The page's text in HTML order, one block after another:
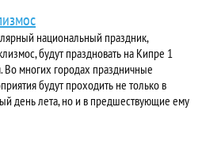
национальный праздник,
будут праздновать на Кипре 1
Во многих городах праздничные
будут проходить не только в
день лета, но и в предшествующие ему